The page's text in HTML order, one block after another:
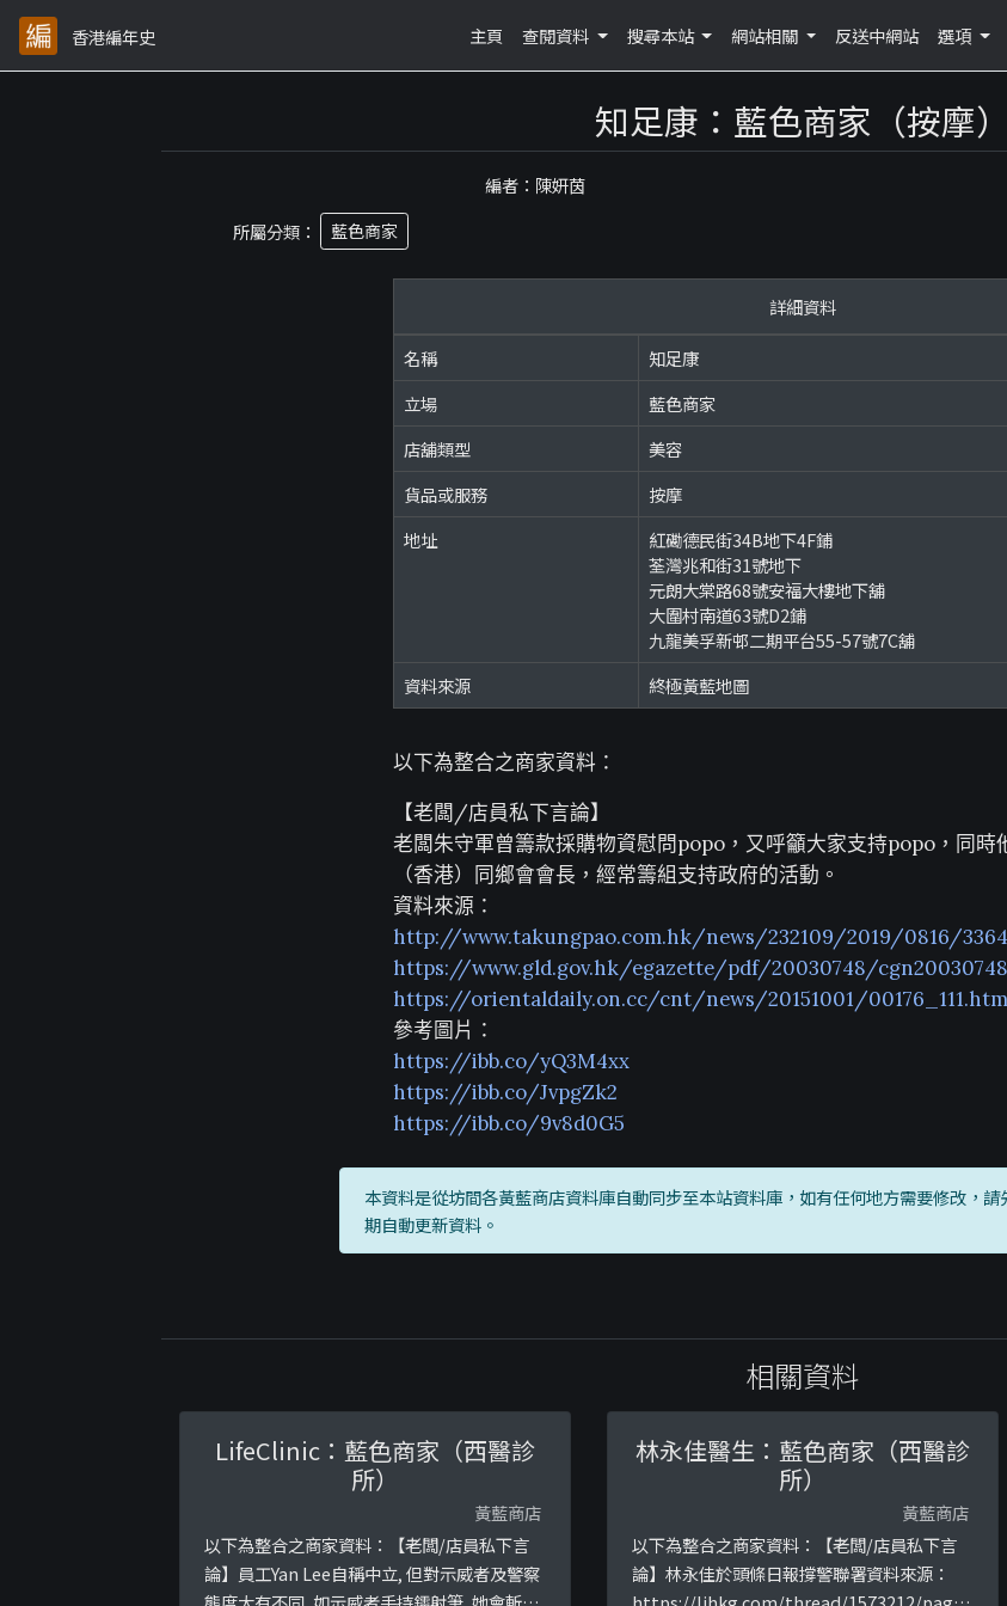
香港編年史 主頁 查閱資料 搜尋本站 網站相關 反送中網站 選項
知足康：藍色商家（按摩）
編者：陳妍茵
所屬分類：
藍色商家
詳細資料
名稱
知足康
立場
藍色商家
店舖類型
美容
貨品或服務
按摩
地址
紅磡德民街34B地下4F鋪
荃灣兆和街31號地下
元朗大棠路68號安福大樓地下舖
大圍村南道63號D2鋪
九龍美孚新邨二期平台55-57號7C舖
資料來源
終極黃藍地圖
以下為整合之商家資料：
【老闆/店員私下言論】
老闆朱守軍曾籌款採購物資慰問popo，又呼籲大家支持popo，同時
（香港）同鄉會會長，經常籌組支持政府的活動。
資料來源：
http://www.takungpao.com.hk/news/232109/2019/0816/
https://www.gld.gov.hk/egazette/pdf/20030748/
https://orientaldaily.on.cc/cnt/news/20151001/
參考圖片：
https://ibb.co/yQ3M4xx
https://ibb.co/JvpgZk2
https://ibb.co/9v8d0G5
本資料是從坊間各黃藍商店資料庫自動同步至本站資料庫，如有任何地方需要修改，
期自動更新資料。
相關資料
LifeClinic：藍色商家（西醫診
所）
黃藍商店
以下為整合之商家資料：【老闆/店員私下言
論】員工Yan Lee自稱中立, 但對示威者及警察
林永佳醫生：藍色商家（西醫診
所）
黃藍商店
以下為整合之商家資料：【老闆/店員私下言
論】林永佳於頭條日報撐警聯署資料來源：